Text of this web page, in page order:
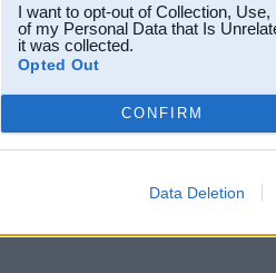
I want to opt-out of Collection,
of my Personal Data that Is
it was collected.
Opted Out
CONFIRM
Data Deletion